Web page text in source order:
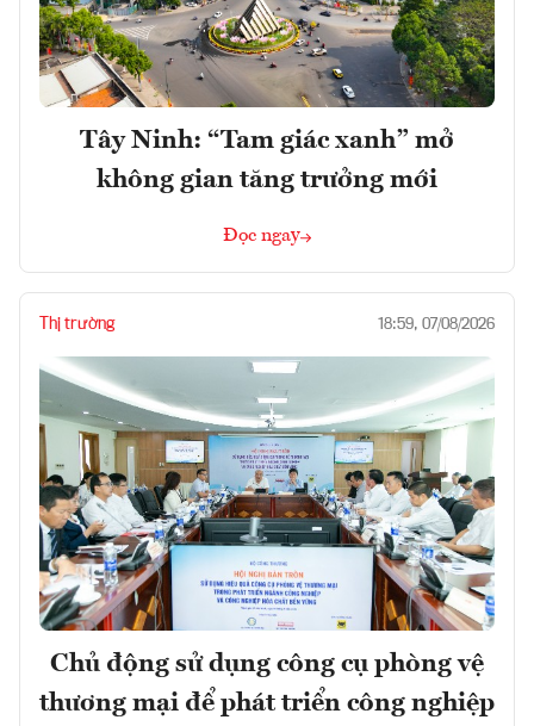
Tây Ninh: “Tam giác xanh” mở
không gian tăng trưởng mới
Đọc ngay
Thị trường 18:59, 07/08/2026
Chủ động sử dụng công cụ phòng vệ
thương mại để phát triển công nghiệp